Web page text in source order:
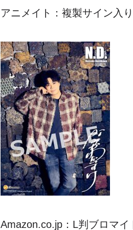
アニメイト：複製サイン入
Amazon.co.jp：L判ブロマイ